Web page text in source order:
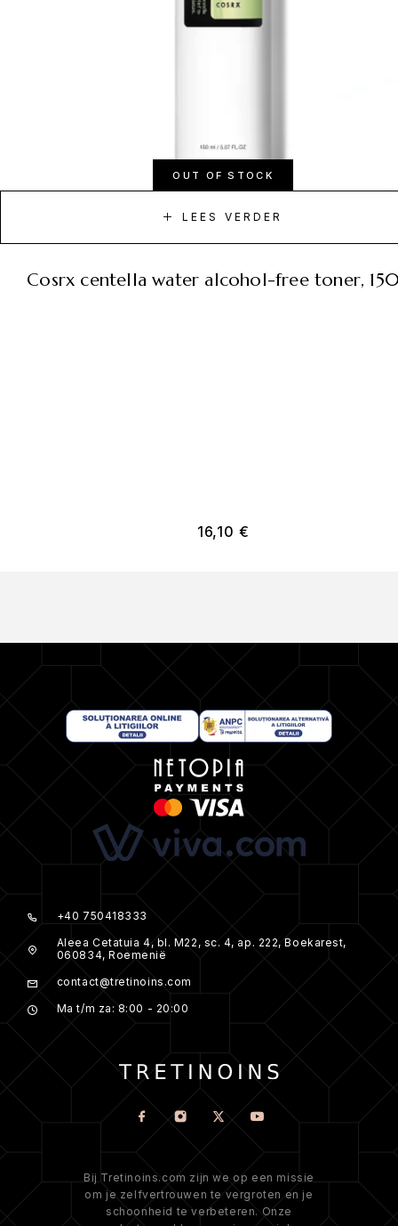
OUT OF STOCK
LEES VERDER
cosrx centella water alcohol-free toner,
16,10 €
+40 750418333
Aleea Cetatuia 4, bl. M22, sc. 4, ap. 222, Boekarest,
060834, Roemenië
contact@tretinoins.com
Ma t/m za: 8:00 - 20:00
Bij Tretinoins.com zijn we op een missie
om je zelfvertrouwen te vergroten en je
schoonheid te verbeteren. Onze